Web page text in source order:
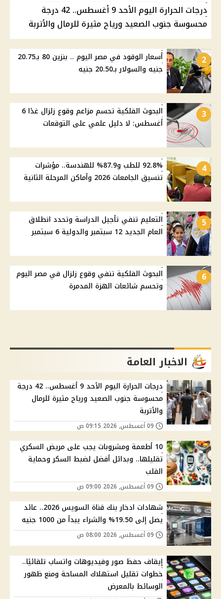
درجات الحرارة اليوم الأحد 9 أغسطس.. 42 درجة
محسوسة جنوب الصعيد ورياح مثيرة للرمال والأتربة
2
أسعار الوقود في مصر اليوم .. بنزين 80 بـ20.75
جنيه والسولار بـ20.50 جنيه
3
البحوث الفلكية تحسم مزاعم وقوع زلزال غدًا 6
أغسطس: لا دليل علمي على التوقعات
4
92.8% للطب و87.9% للهندسة.. مؤشرات
تنسيق الجامعات 2026 وأماكن المرحلة الثانية
5
التعليم تنفي تأجيل الدراسة وتحدد انطلاق
العام الجديد 12 سبتمبر والدولية 6 سبتمبر
6
البحوث الفلكية تنفي وقوع زلزال في مصر اليوم
وتحسم شائعات الهزة المدمرة
الاخبار العامة
درجات الحرارة اليوم الأحد 9 أغسطس.. 42 درجة
محسوسة جنوب الصعيد ورياح مثيرة للرمال
والأتربة
10 أطعمة ومشروبات يجب على مريض السكري
تقليلها.. وبدائل أفضل لضبط السكر وحماية
القلب
شهادات ادخار بنك قناة السويس 2026.. عائد
يصل إلى 19.50% والشراء يبدأ من 1000 جنيه
إيقاف حفظ صور وفيديوهات واتساب تلقائيًا..
خطوات تقليل استهلاك المساحة ومنع ظهور
الوسائط بالمعرض